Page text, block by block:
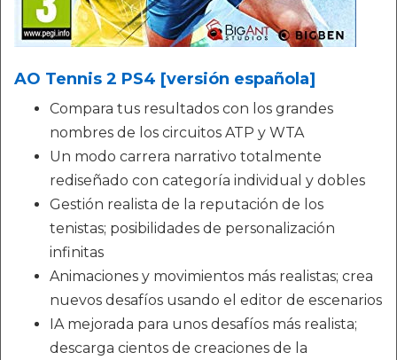
AO Tennis 2 PS4 [versión española]
Compara tus resultados con los grandes
nombres de los circuitos ATP y WTA
Un modo carrera narrativo totalmente
rediseñado con categoría individual y dobles
Gestión realista de la reputación de los
tenistas; posibilidades de personalización
infinitas
Animaciones y movimientos más realistas; crea
nuevos desafíos usando el editor de escenarios
IA mejorada para unos desafíos más realista;
descarga cientos de creaciones de la